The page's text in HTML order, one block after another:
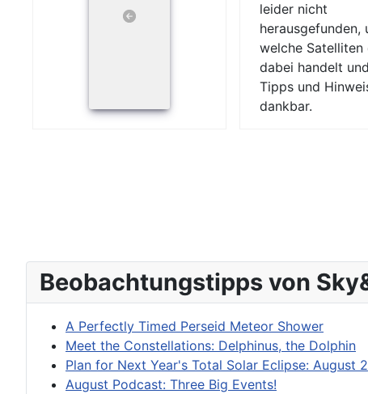
leider nicht
herausgefunden,
welche Satelliten
dabei handelt
Tipps und
dankbar.
Beobachtungstipps von
A Perfectly Timed Perseid Meteor Shower
Meet the Constellations: Delphinus, the Dolphin
Plan for Next Year's Total Solar Eclipse: August
August Podcast: Three Big Events!